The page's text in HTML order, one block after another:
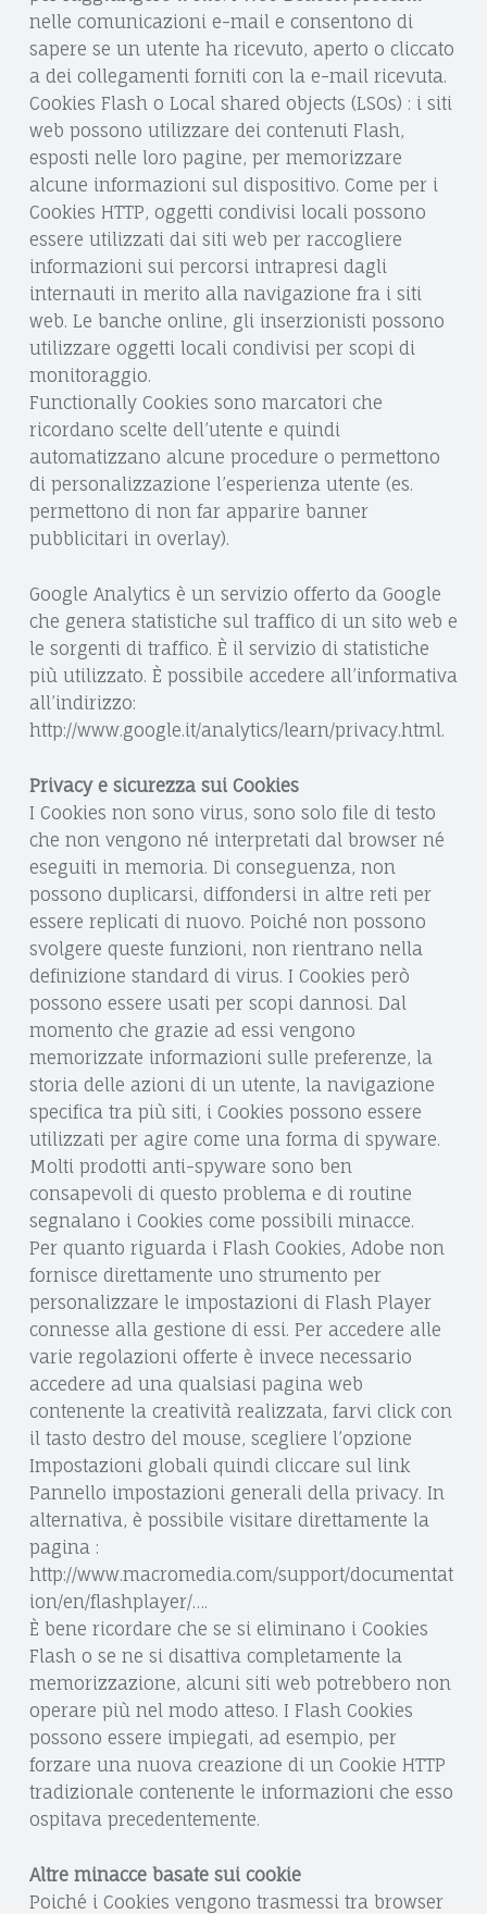
nelle comunicazioni e-mail e consentono di
sapere se un utente ha ricevuto, aperto o cliccato
a dei collegamenti forniti con la e-mail ricevuta.
Cookies Flash o Local shared objects (LSOs) : i siti
web possono utilizzare dei contenuti Flash,
esposti nelle loro pagine, per memorizzare
alcune informazioni sul dispositivo. Come per i
Cookies HTTP, oggetti condivisi locali possono
essere utilizzati dai siti web per raccogliere
informazioni sui percorsi intrapresi dagli
internauti in merito alla navigazione fra i siti
web. Le banche online, gli inserzionisti possono
utilizzare oggetti locali condivisi per scopi di
monitoraggio.
Functionally Cookies sono marcatori che
ricordano scelte dell’utente e quindi
automatizzano alcune procedure o permettono
di personalizzazione l’esperienza utente (es.
permettono di non far apparire banner
pubblicitari in overlay).
Google Analytics è un servizio offerto da Google
che genera statistiche sul traffico di un sito web e
le sorgenti di traffico. È il servizio di statistiche
più utilizzato. È possibile accedere all’informativa
all’indirizzo:
http://www.google.it/analytics/learn/privacy.html.
Privacy e sicurezza sui Cookies
I Cookies non sono virus, sono solo file di testo
che non vengono né interpretati dal browser né
eseguiti in memoria. Di conseguenza, non
possono duplicarsi, diffondersi in altre reti per
essere replicati di nuovo. Poiché non possono
svolgere queste funzioni, non rientrano nella
definizione standard di virus. I Cookies però
possono essere usati per scopi dannosi. Dal
momento che grazie ad essi vengono
memorizzate informazioni sulle preferenze, la
storia delle azioni di un utente, la navigazione
specifica tra più siti, i Cookies possono essere
utilizzati per agire come una forma di spyware.
Molti prodotti anti-spyware sono ben
consapevoli di questo problema e di routine
segnalano i Cookies come possibili minacce.
Per quanto riguarda i Flash Cookies, Adobe non
fornisce direttamente uno strumento per
personalizzare le impostazioni di Flash Player
connesse alla gestione di essi. Per accedere alle
varie regolazioni offerte è invece necessario
accedere ad una qualsiasi pagina web
contenente la creatività realizzata, farvi click con
il tasto destro del mouse, scegliere l’opzione
Impostazioni globali quindi cliccare sul link
Pannello impostazioni generali della privacy. In
alternativa, è possibile visitare direttamente la
pagina :
http://www.macromedia.com/support/documentat
ion/en/flashplayer/….
È bene ricordare che se si eliminano i Cookies
Flash o se ne si disattiva completamente la
memorizzazione, alcuni siti web potrebbero non
operare più nel modo atteso. I Flash Cookies
possono essere impiegati, ad esempio, per
forzare una nuova creazione di un Cookie HTTP
tradizionale contenente le informazioni che esso
ospitava precedentemente.
Altre minacce basate sui cookie
Poiché i Cookies vengono trasmessi tra browser